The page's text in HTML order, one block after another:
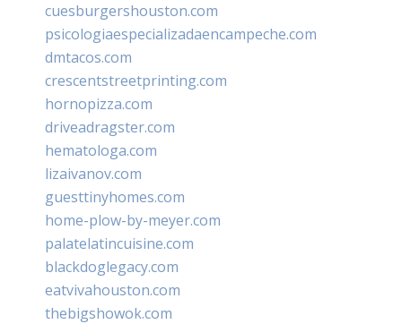
cuesburgershouston.com
psicologiaespecializadaencampeche.com
dmtacos.com
crescentstreetprinting.com
hornopizza.com
driveadragster.com
hematologa.com
lizaivanov.com
guesttinyhomes.com
home-plow-by-meyer.com
palatelatincuisine.com
blackdoglegacy.com
eatvivahouston.com
thebigshowok.com